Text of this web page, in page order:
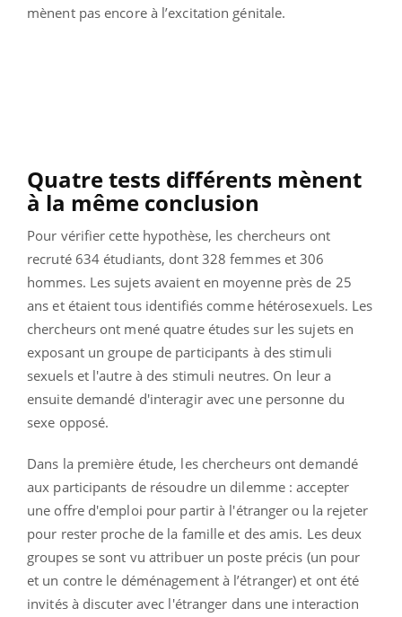
mènent pas encore à l’excitation génitale.
Quatre tests différents mènent
à la même conclusion
Pour vérifier cette hypothèse, les chercheurs ont
recruté 634 étudiants, dont 328 femmes et 306
hommes. Les sujets avaient en moyenne près de 25
ans et étaient tous identifiés comme hétérosexuels. Les
chercheurs ont mené quatre études sur les sujets en
exposant un groupe de participants à des stimuli
sexuels et l'autre à des stimuli neutres. On leur a
ensuite demandé d'interagir avec une personne du
sexe opposé.
Dans la première étude, les chercheurs ont demandé
aux participants de résoudre un dilemme : accepter
une offre d'emploi pour partir à l'étranger ou la rejeter
pour rester proche de la famille et des amis. Les deux
groupes se sont vu attribuer un poste précis (un pour
et un contre le déménagement à l’étranger) et ont été
invités à discuter avec l'étranger dans une interaction